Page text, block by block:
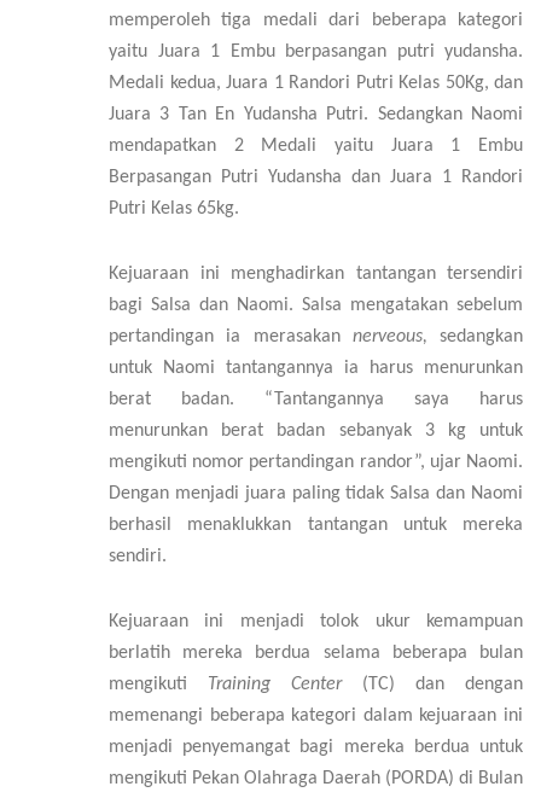
memperoleh tiga medali dari beberapa kategori
yaitu Juara 1 Embu berpasangan putri yudansha.
Medali kedua, Juara 1 Randori Putri Kelas 50Kg, dan
Juara 3 Tan En Yudansha Putri. Sedangkan Naomi
mendapatkan 2 Medali yaitu Juara 1 Embu
Berpasangan Putri Yudansha dan Juara 1 Randori
Putri Kelas 65kg.
Kejuaraan ini menghadirkan tantangan tersendiri
bagi Salsa dan Naomi. Salsa mengatakan sebelum
pertandingan ia merasakan nerveous, sedangkan
untuk Naomi tantangannya ia harus menurunkan
berat badan. “Tantangannya saya harus
menurunkan berat badan sebanyak 3 kg untuk
mengikuti nomor pertandingan randor”, ujar Naomi.
Dengan menjadi juara paling tidak Salsa dan Naomi
berhasil menaklukkan tantangan untuk mereka
sendiri.
Kejuaraan ini menjadi tolok ukur kemampuan
berlatih mereka berdua selama beberapa bulan
mengikuti
Training Center (TC) dan dengan
memenangi beberapa kategori dalam kejuaraan ini
menjadi penyemangat bagi mereka berdua untuk
mengikuti Pekan Olahraga Daerah (PORDA) di Bulan